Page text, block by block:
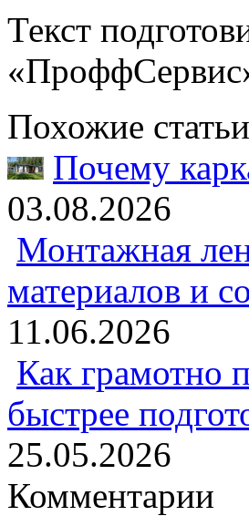
Текст
Похожие статьи
Почему
03.08.2026
Монтажная
материалов и
11.06.2026
Как грамотно
быстрее
25.05.2026
Комментарии